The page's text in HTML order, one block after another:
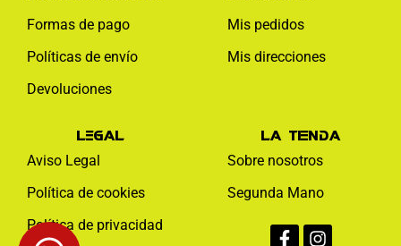
Formas de pago
Políticas de envío
Devoluciones
Mis pedidos
Mis direcciones
Legal
Aviso Legal
Política de cookies
Política de privacidad
La tienda
Sobre nosotros
Segunda Mano
f